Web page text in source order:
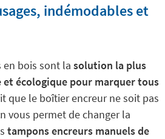
indémodables et
en bois sont la solution la plus
écologique pour marquer tous
que le boîtier encreur ne soit pas
vous permet de changer la
tampons encreurs manuels de